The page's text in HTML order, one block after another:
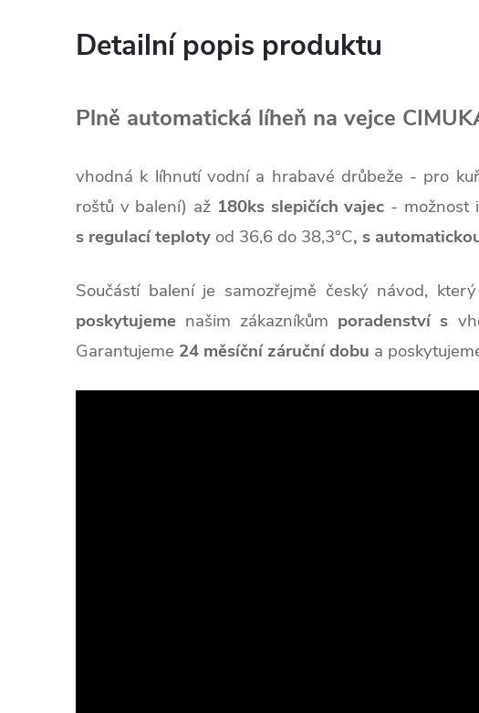
Detailní popis produktu
Plně automatická líheň na vejce
vhodná k líhnutí vodní a hrabavé drůbeže - pro
roštů v balení) až 180ks slepičích vajec - možnost
s regulací teploty od 36,6 do 38,3°C, s
Součástí balení je samozřejmě český návod,
poskytujeme našim zákazníkům poradenství s
Garantujeme 24 měsíční záruční dobu a